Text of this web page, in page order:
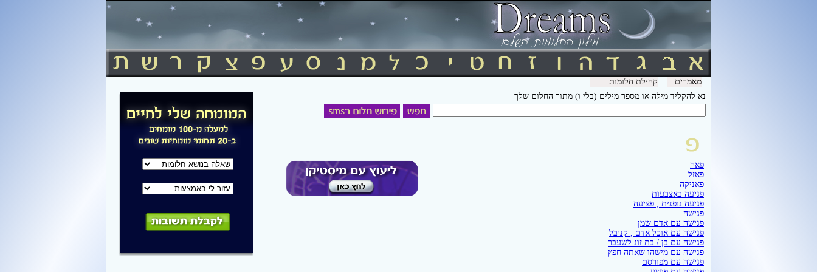
מאמרים
קהילת חלומות
נא להקליד מילה או מספר מילים (בלי ו) מתוך החלום שלך
פאה
פאזל
פאניקה
פגיעה באצבעות
פגיעה גופנית , פציעה
פגישה
פגישה עם אדם שמן
פגישה עם אוכל אדם , קניבל
פגישה עם בן / בת זוג לשעבר
פגישה עם מישהו שאתה חפץ
פגישה עם מפורסם